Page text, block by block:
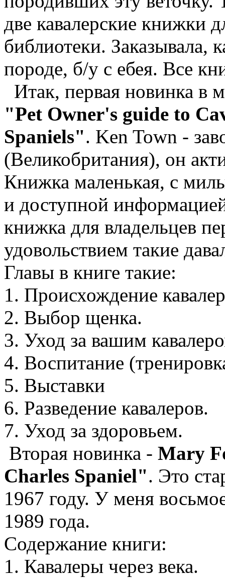
две кавалерские книжки
библиотеки. Заказывала,
породе, б/у с ебея. Все
Итак, первая новинка в
"Pet Owner's guide to
Spaniels". Ken Town -
(Великобритания), он
Книжка маленькая, с
и доступной
книжка для владельцев
удовольствием такие
Главы в книге такие:
1. Происхождение
2. Выбор щенка.
3. Уход за вашим
4. Воспитание
5. Выставки
6. Разведение кавалеров.
7. Уход за здоровьем.
Вторая новинка - Mary
Charles Spaniel". Это
1967 году. У меня
1989 года.
Содержание книги:
1. Кавалеры через века.